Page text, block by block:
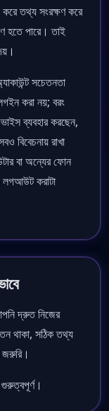
তথ্য সংরক্ষণ করে
হতে পারে। তাই
সচেতনতা
করা নয়; বরং
ব্যবহার করছেন,
বিবেচনায় রাখা
বা অন্যের ফোন
লগআউট করাটা
দ্রুত নিজের
থাকা, সঠিক তথ্য
জরুরি।